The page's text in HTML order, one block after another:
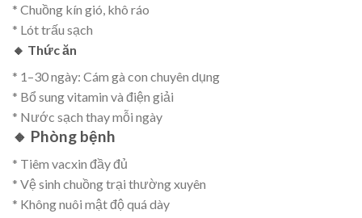
* Chuồng kín gió, khô ráo
* Lót trấu sạch
🔸 Thức ăn
* 1–30 ngày: Cám gà con chuyên dụng
* Bổ sung vitamin và điện giải
* Nước sạch thay mỗi ngày
🔸 Phòng bệnh
* Tiêm vacxin đầy đủ
* Vệ sinh chuồng trại thường xuyên
* Không nuôi mật độ quá dày